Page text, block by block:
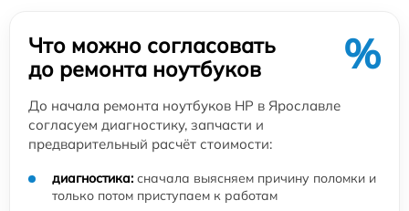
Что можно согласовать
до ремонта ноутбуков
%
До начала ремонта ноутбуков HP в Ярославле
согласуем диагностику, запчасти и
предварительный расчёт стоимости:
диагностика: сначала выясняем причину поломки и
только потом приступаем к работам